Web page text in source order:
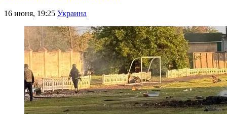
16 июня, 19:25 Украина